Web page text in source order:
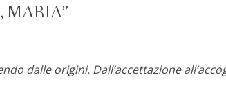
MARIA”
dalle origini. Dall’accettazione